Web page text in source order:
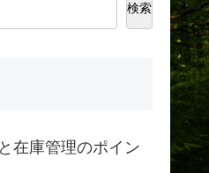
検索
在庫管理のポイン